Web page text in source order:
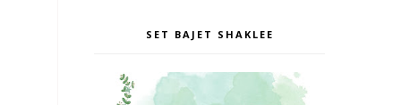
SET BAJET SHAKLEE